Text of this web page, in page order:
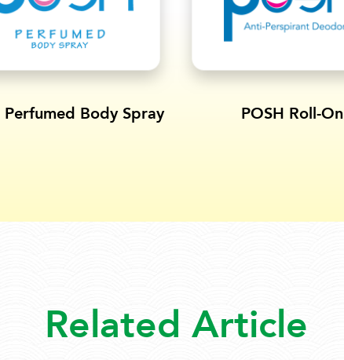
Perfumed Body Spray POSH Roll-On
Related Article